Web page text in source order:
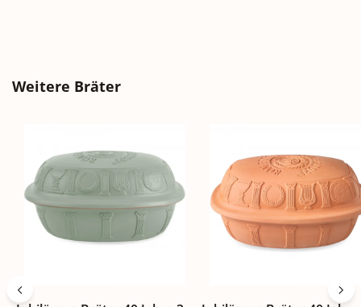
Produktgalerie überspringen
Weitere Bräter